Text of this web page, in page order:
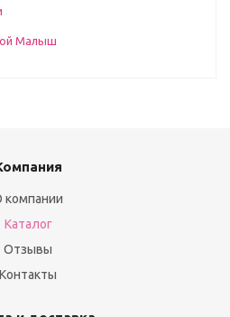
Малыш
компании
Каталог
Отзывы
Контакты